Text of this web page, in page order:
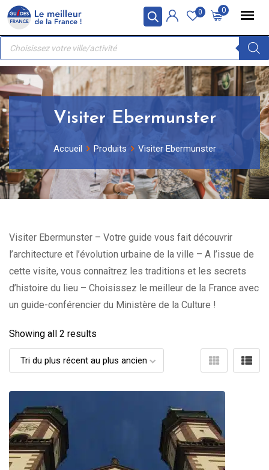
Panneau de gestion des cookies
Skip
content
0
0
Recherche
produits
Visiter Ebermunster
Accueil Produits Visiter Ebermunster
Visiter Ebermunster – Votre guide vous fait découvrir
l’architecture et l’évolution urbaine de la ville – A l’issue de
cette visite, vous connaîtrez les traditions et les secrets
d’histoire du lieu – Choisissez le meilleur de la France avec
un guide-conférencier du Ministère de la Culture !
Showing all 2 results